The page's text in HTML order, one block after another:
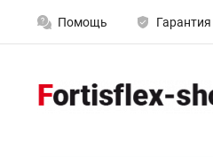
Помощь Гарантия